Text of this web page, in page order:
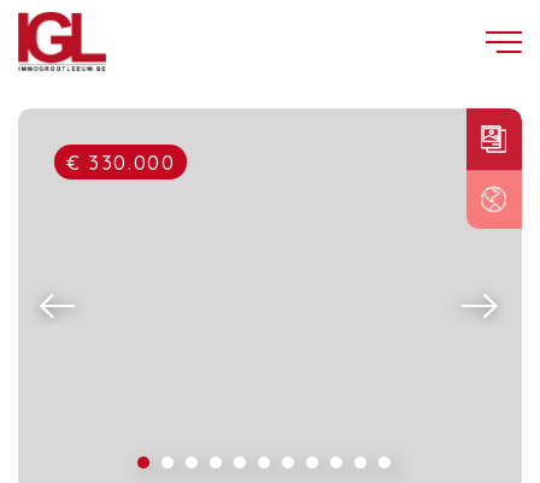
€ 330.000